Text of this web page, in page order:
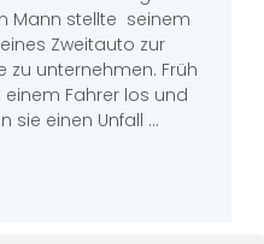
Mann stellte seinem
Zweitauto zur
zu unternehmen. Früh
Fahrer los und
sie einen Unfall …